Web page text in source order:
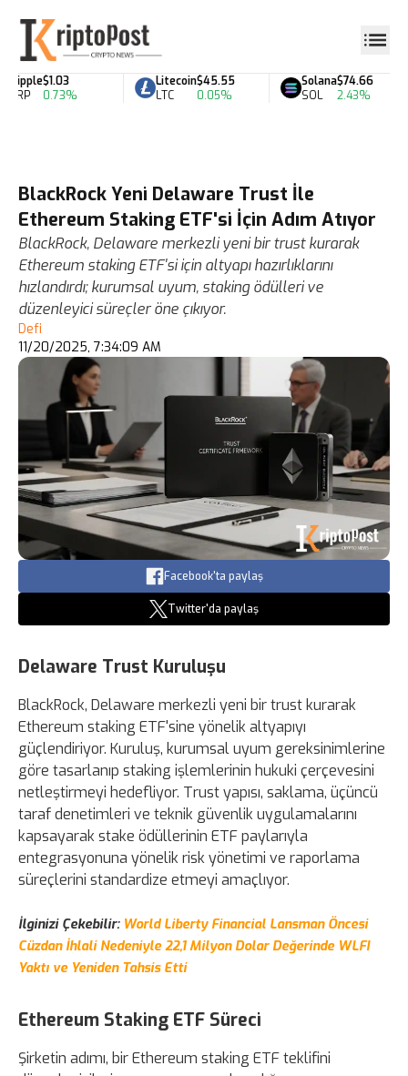
Ripple
XRP
$1.03
0.73%
Litecoin
LTC
$45.55
0.05%
Solana
SOL
$74.66
2.43%
BlackRock Yeni Delaware Trust İle
Ethereum Staking ETF'si İçin Adım Atıyor
BlackRock, Delaware merkezli yeni bir trust kurarak
Ethereum staking ETF'si için altyapı hazırlıklarını
hızlandırdı; kurumsal uyum, staking ödülleri ve
düzenleyici süreçler öne çıkıyor.
Defi
11/20/2025, 7:34:09 AM
Facebook'ta paylaş
Twitter'da paylaş
Delaware Trust Kuruluşu
BlackRock, Delaware merkezli yeni bir trust kurarak
Ethereum staking ETF'sine yönelik altyapıyı
güçlendiriyor. Kuruluş, kurumsal uyum gereksinimlerine
göre tasarlanıp staking işlemlerinin hukuki çerçevesini
netleştirmeyi hedefliyor. Trust yapısı, saklama, üçüncü
taraf denetimleri ve teknik güvenlik uygulamalarını
kapsayarak stake ödüllerinin ETF paylarıyla
entegrasyonuna yönelik risk yönetimi ve raporlama
süreçlerini standardize etmeyi amaçlıyor.
İlginizi Çekebilir: World Liberty Financial Lansman Öncesi
Cüzdan İhlali Nedeniyle 22,1 Milyon Dolar Değerinde WLFI
Yaktı ve Yeniden Tahsis Etti
Ethereum Staking ETF Süreci
Şirketin adımı, bir Ethereum staking ETF teklifini